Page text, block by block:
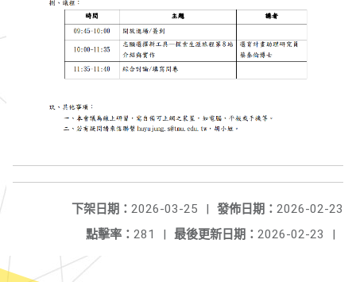
發佈日期： 2026-02-23
下架日期： 2026-03-25
|
最後更新日期： 2026-02-23 |
點擊率： 281 |